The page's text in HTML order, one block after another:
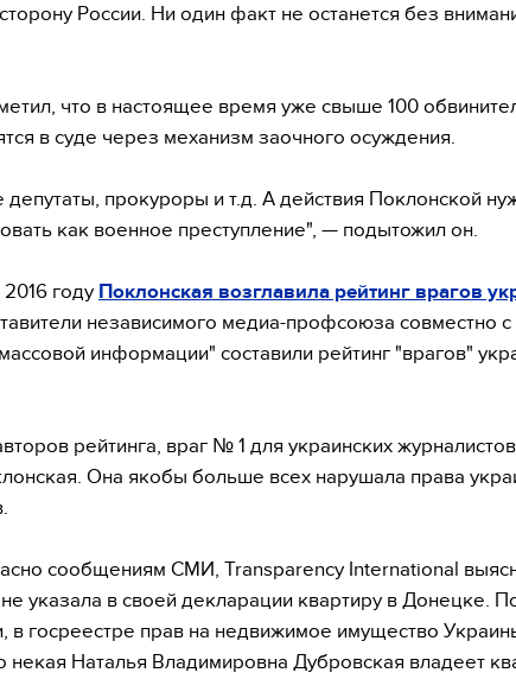
России. Ни один факт не останется без
что в настоящее время уже свыше 100
в суде через механизм заочного осуждения.
прокуроры и т.д. А действия Поклонской
как военное преступление", — подытожил он.
году Поклонская возглавила рейтинг врагов
независимого медиа-профсоюза совместно
информации" составили рейтинг "врагов"
рейтинга, враг № 1 для украинских
Она якобы больше всех нарушала права
сообщениям СМИ, Transparency International
указала в своей декларации квартиру в Донецке.
в госреестре прав на недвижимое имущество
некая Наталья Владимировна Дубровская владеет